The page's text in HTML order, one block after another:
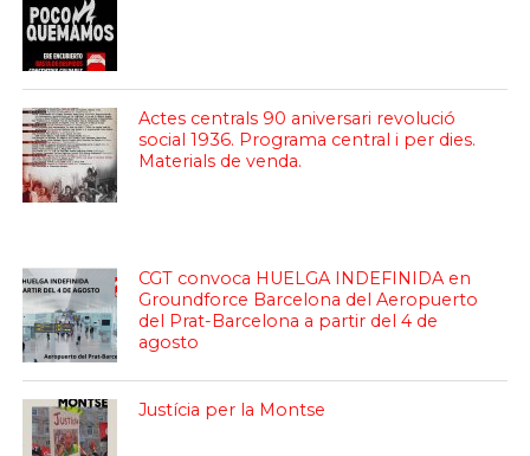
Actes centrals 90 aniversari revolució
social 1936. Programa central i per dies.
Materials de venda.
CGT convoca HUELGA INDEFINIDA en
Groundforce Barcelona del Aeropuerto
del Prat-Barcelona a partir del 4 de
agosto
Justícia per la Montse